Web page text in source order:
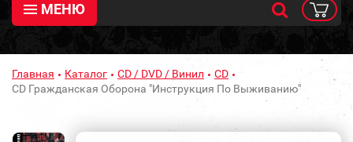
МЕНЮ
Главная Каталог CD / DVD / Винил
CD
CD Гражданская Оборона "Инструкция По Выживанию"